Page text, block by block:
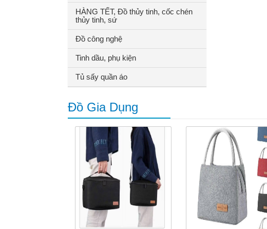
HÀNG TẾT, Đồ thủy tinh, cốc chén
thủy tinh, sứ
Đồ công nghệ
Tinh dầu, phụ kiện
Tủ sấy quần áo
Đồ Gia Dụng